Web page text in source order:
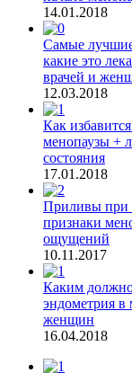
14.01.2018
Самые
какие это
врачей и
12.03.2018
Как
менопаузы +
состояния
17.01.2018
Приливы при
признаки
ощущений
10.11.2017
Каким должно
эндометрия в
женщин
16.04.2018